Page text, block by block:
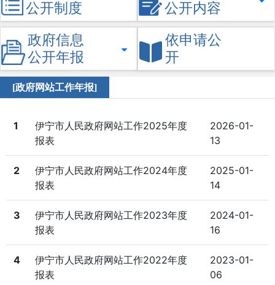
公开制度
公开内容
政府信息
公开年报
依申请公
开
[政府网站工作年报]
1
伊宁市人民政府网站工作2025年度
报表
2026-01-
13
2
伊宁市人民政府网站工作2024年度
报表
2025-01-
14
3
伊宁市人民政府网站工作2023年度
报表
2024-01-
16
4
伊宁市人民政府网站工作2022年度
报表
2023-01-
06